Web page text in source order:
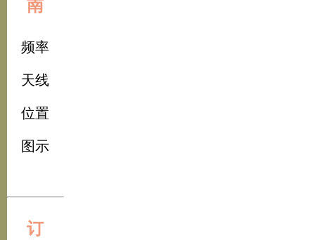
南
频率
天线
位置
图示
订